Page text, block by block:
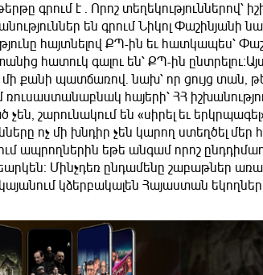
գրում է ․ Որոշ տեղեկություններով՝
են գրում Նիկոլ Փաշինյանի
հայտնելով ՔՊ-ին եւ հատկապես՝
հատուկ գալու են՝ ՔՊ-ին
մի քանի պատճառով․ նախ՝ որ ցույց տան,
ռուսաստանաբնակ հայերի՝ ՀՀ
շարունակում են «սիրել եւ
ոչ մի խնդիր չեն կարող ստեղծել
ապրողներին եթե անգամ որոշ
Մինչդեռ ընդամենը շաբաթներ
կձերբակալեն Հայաստան